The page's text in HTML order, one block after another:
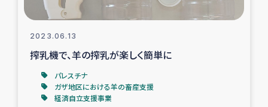
2023.06.13
搾乳機で、羊の搾乳が楽しく簡単に
パレスチナ
ガザ地区における羊の畜産支援
経済自立支援事業